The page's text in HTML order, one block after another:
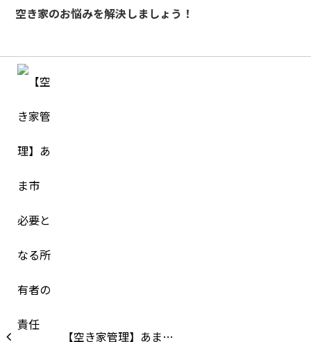
空き家のお悩みを解決しましょう！
【空き家管理】あま…